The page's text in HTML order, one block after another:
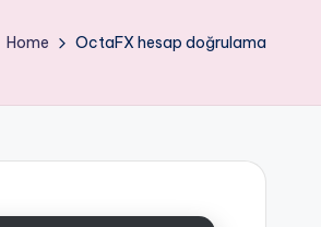
Home OctaFX hesap doğrulama